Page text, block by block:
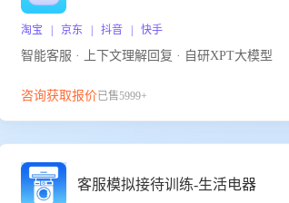
淘宝 | 京东 | 抖音 | 快手
智能客服 · 上下文理解回复 · 自研XPT大模型
咨询获取报价已售5999+
客服模拟接待训练-生活电器